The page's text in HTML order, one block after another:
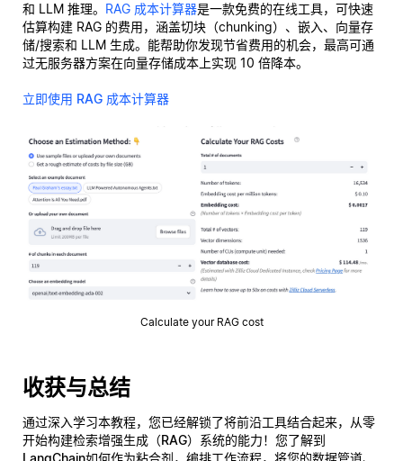
和 LLM 推理。 RAG 成本计算器是一款免费的在线工具，可快速
估算构建 RAG 的费用，涵盖切块（chunking）、嵌入、向量存
储/搜索和 LLM 生成。能帮助你发现节省费用的机会，最高可通
过无服务器方案在向量存储成本上实现 10 倍降本。
立即使用 RAG 成本计算器
Calculate your RAG cost
收获与总结
通过深入学习本教程，您已经解锁了将前沿工具结合起来，从零
开始构建检索增强生成（RAG）系统的能力！您了解到
LangChain如何作为粘合剂，编排工作流程，将您的数据管道、